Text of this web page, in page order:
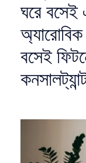
ঘরে বসেই
অ্যারোবিক
বসেই